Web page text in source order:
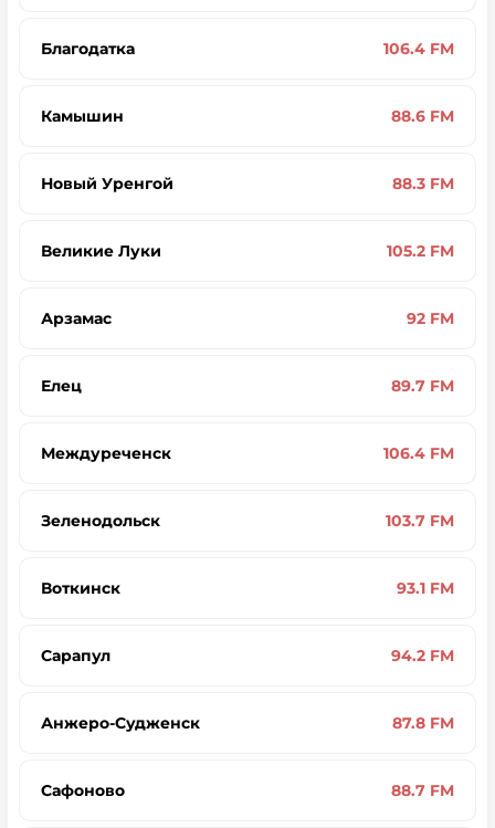
Благодатка 106.4 FM
Камышин 88.6 FM
Новый Уренгой 88.3 FM
Великие Луки 105.2 FM
Арзамас 92 FM
Елец 89.7 FM
Междуреченск 106.4 FM
Зеленодольск 103.7 FM
Воткинск 93.1 FM
Сарапул 94.2 FM
Анжеро-Судженск 87.8 FM
Сафоново 88.7 FM